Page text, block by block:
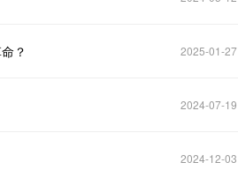
？ 2025-01-27
2024-07-19
2024-12-03